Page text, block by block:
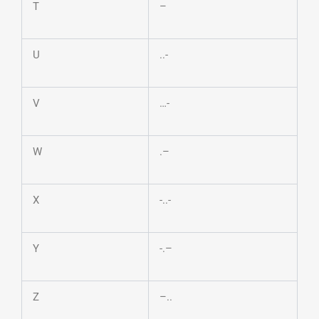
T –
U ..-
V …-
W .–
X -..-
Y -.–
Z –..